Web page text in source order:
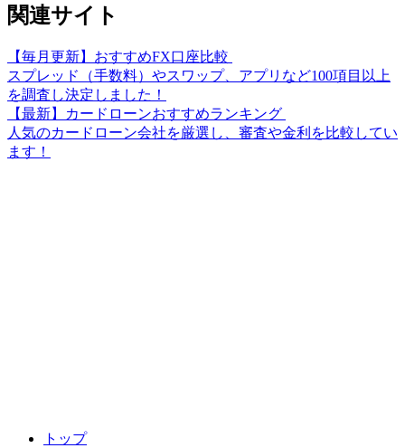
関連サイト
【毎月更新】おすすめFX口座比較
スプレッド（手数料）やスワップ、アプリなど100項目以上
を調査し決定しました！
【最新】カードローンおすすめランキング
人気のカードローン会社を厳選し、審査や金利を比較してい
ます！
トップ